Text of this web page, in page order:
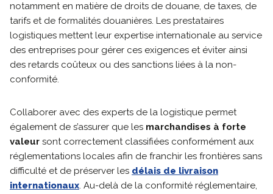
notamment en matière de droits de douane, de taxes, de
tarifs et de formalités douanières. Les prestataires
logistiques mettent leur expertise internationale au service
des entreprises pour gérer ces exigences et éviter ainsi
des retards coûteux ou des sanctions liées à la non-
conformité.
Collaborer avec des experts de la logistique permet
également de s’assurer que les marchandises à forte
valeur sont correctement classifiées conformément aux
réglementations locales afin de franchir les frontières sans
difficulté et de préserver les délais de livraison
internationaux. Au-delà de la conformité réglementaire,